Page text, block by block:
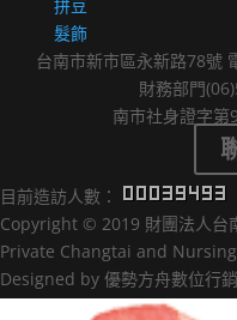
拼豆
髮飾
台南市新市區永新路78號
財務部門
南市社身證字
目前造訪人數：
Copyright © 2019 財團法人台
Private Changtai and
Designed by 優勢方舟數位行